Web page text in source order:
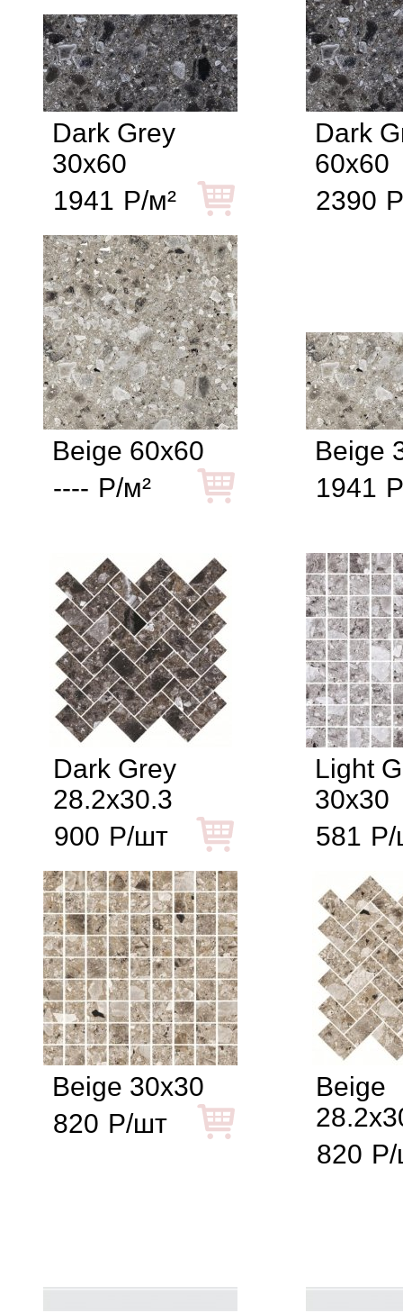
Dark Grey
30x60
1941 Р/м²
Dark
60x60
2390
Beige 60x60
---- Р/м²
Beige
1941
Dark Grey
28.2x30.3
900 Р/шт
Light
30x30
581 Р/
Beige 30x30
820 Р/шт
Beige
820